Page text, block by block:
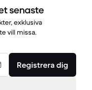
senaste
exklusiva
vill missa.
Registrera dig